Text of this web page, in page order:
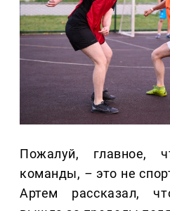
Пожалуй, главное,
команды, – это не
Артем рассказал,